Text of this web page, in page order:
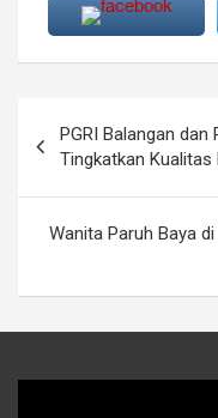
pos
PGRI Balangan dan
Tingkatkan Kualitas
Wanita Paruh Baya